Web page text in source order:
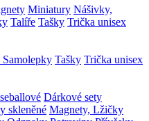
Miniatury Nášivky,
Talíře Tašky Trička unisex
Tašky Trička unisex
Dárkové sety
skleněné Magnety, Lžičky